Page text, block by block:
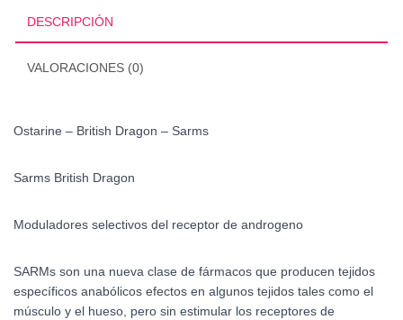
DESCRIPCIÓN
VALORACIONES (0)
Ostarine – British Dragon – Sarms
Sarms British Dragon
Moduladores selectivos del receptor de androgeno
SARMs son una nueva clase de fármacos que producen tejidos
específicos anabólicos efectos en algunos tejidos tales como el
músculo y el hueso, pero sin estimular los receptores de